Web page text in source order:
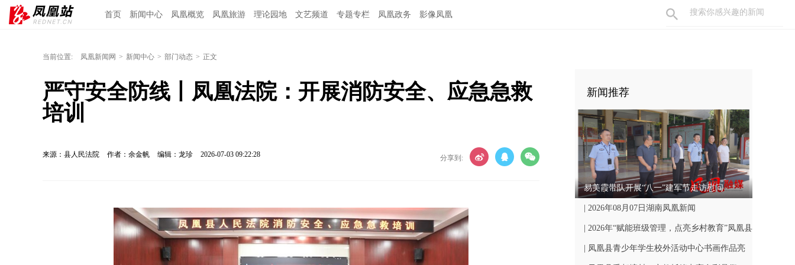
首页 新闻中心 凤凰概览 凤凰旅游 理论园地 文艺频道 专题专栏 凤凰政务 影像凤凰
当前位置: 凤凰新闻网 > 新闻中心 > 部门动态 > 正文
严守安全防线丨凤凰法院：开展消防安全、应急急救
培训
来源：县人民法院 作者：余金帆 编辑：龙珍 2026-07-03 09:22:28 分享到:
新闻推荐
易美霞带队开展“八一”建军节走访慰问
| 2026年08月07日湖南凤凰新闻
| 2026年“赋能班级管理，点亮乡村教育”凤凰县
中小学骨干班主任国培计划开班仪式顺利举行
| 凤凰县青少年学生校外活动中心书画作品亮